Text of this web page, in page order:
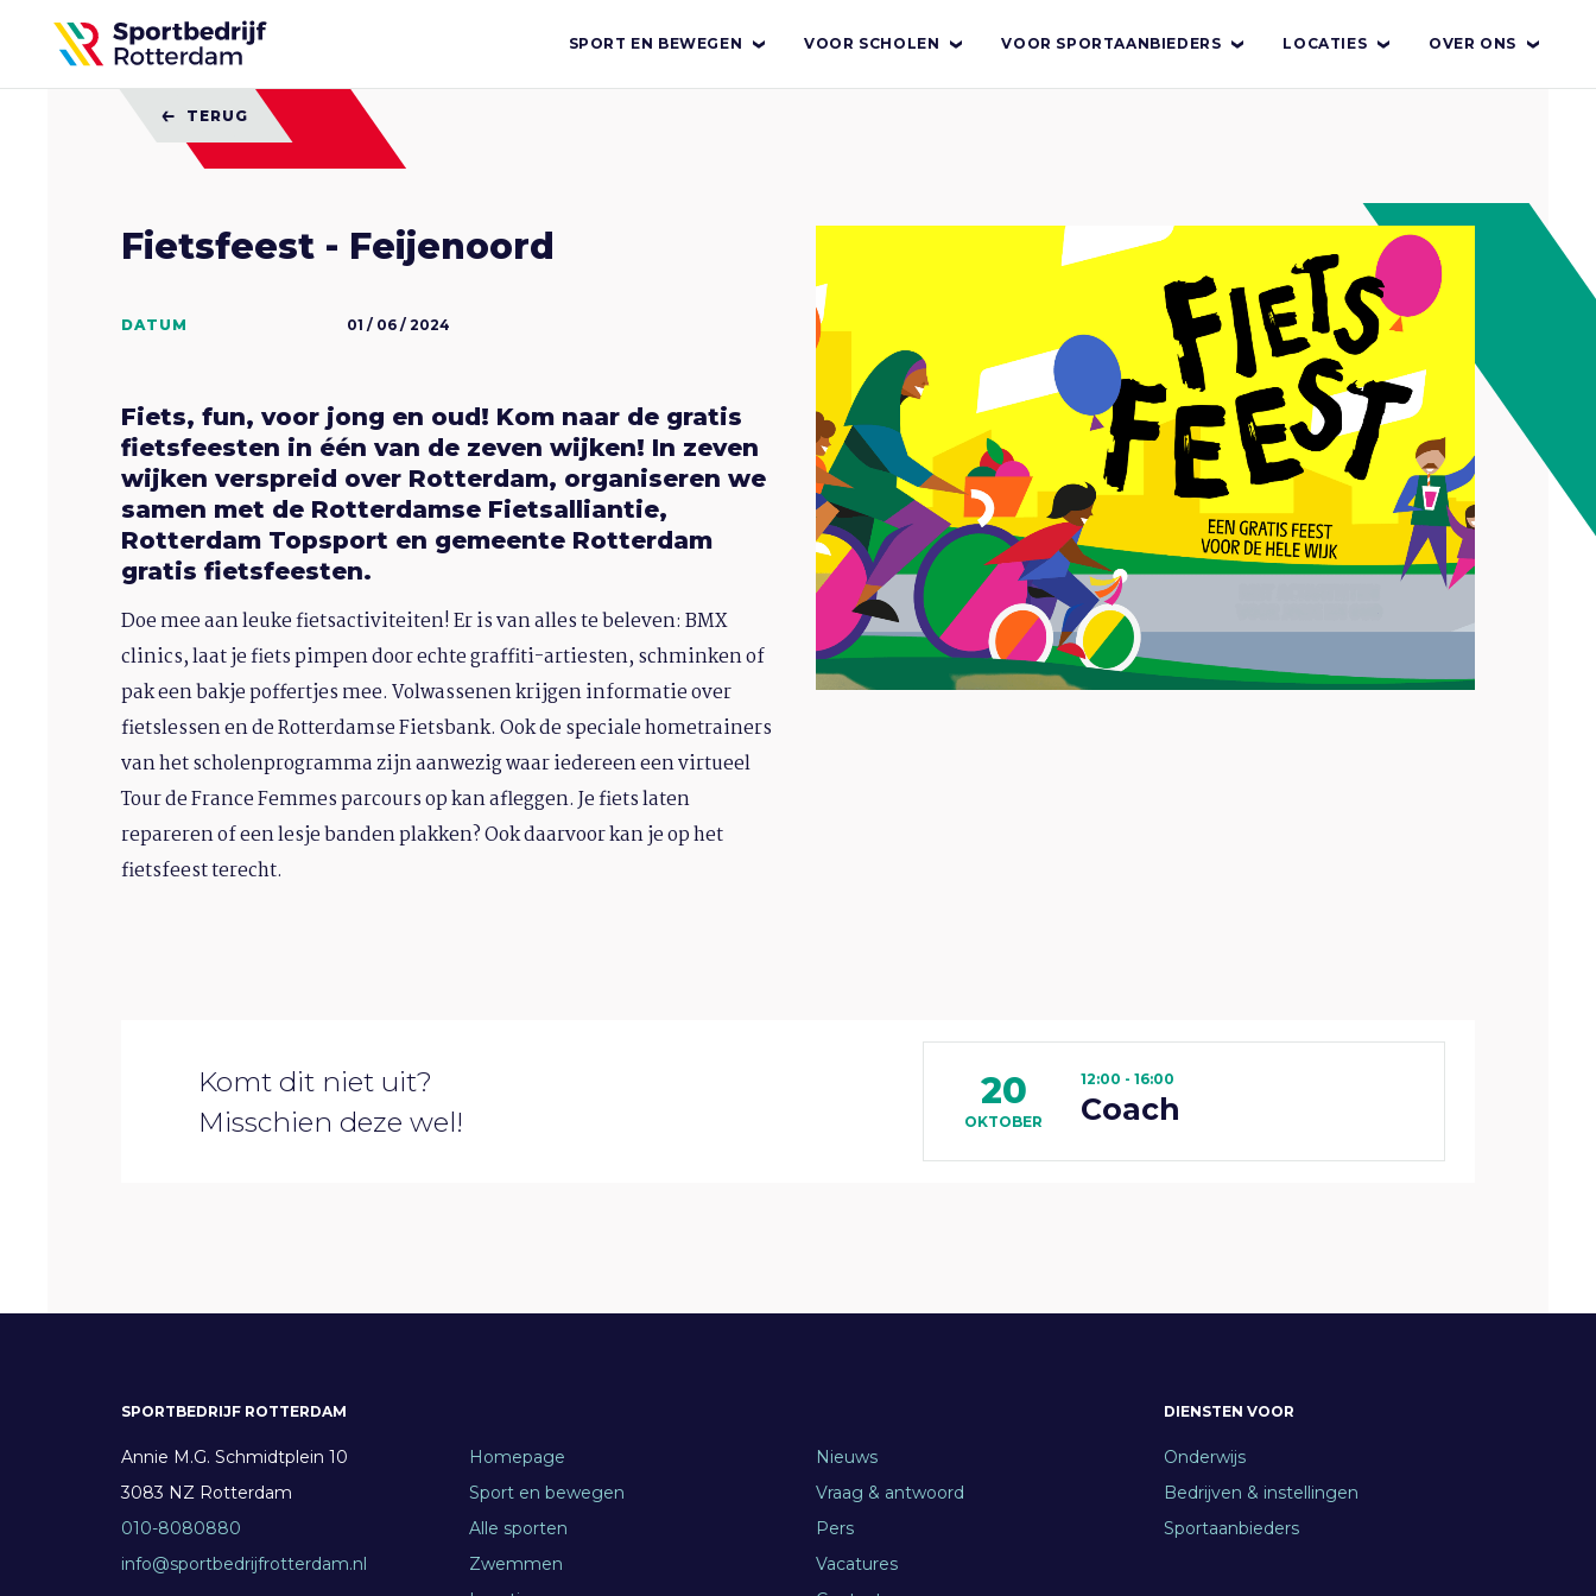
Sportbedrijf
Rotterdam
SPORT EN BEWEGEN VOOR SCHOLEN VOOR SPORTAANBIEDERS LOCATIES OVER ONS
TERUG
Fietsfeest - Feijenoord
DATUM 01 / 06 / 2024
Fiets, fun, voor jong en oud! Kom naar de gratis
fietsfeesten in één van de zeven wijken! In zeven
wijken verspreid over Rotterdam, organiseren we
samen met de Rotterdamse Fietsalliantie,
Rotterdam Topsport en gemeente Rotterdam
gratis fietsfeesten.
Doe mee aan leuke fietsactiviteiten! Er is van alles te beleven: BMX
clinics, laat je fiets pimpen door echte graffiti-artiesten, schminken of
pak een bakje poffertjes mee. Volwassenen krijgen informatie over
fietslessen en de Rotterdamse Fietsbank. Ook de speciale hometrainers
van het scholenprogramma zijn aanwezig waar iedereen een virtueel
Tour de France Femmes parcours op kan afleggen. Je fiets laten
repareren of een lesje banden plakken? Ook daarvoor kan je op het
fietsfeest terecht.
Komt dit niet uit?
Misschien deze wel!
20
OKTOBER
12:00 - 16:00
Coach
SPORTBEDRIJF ROTTERDAM
Annie M.G. Schmidtplein 10
3083 NZ Rotterdam
010-8080880
info@sportbedrijfrotterdam.nl
Homepage
Sport en bewegen
Alle sporten
Zwemmen
Nieuws
Vraag & antwoord
Pers
Vacatures
DIENSTEN VOOR
Onderwijs
Bedrijven & instellingen
Sportaanbieders